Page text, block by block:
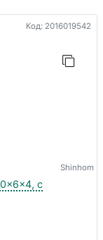
Код: 2016019542
Shinhom
с